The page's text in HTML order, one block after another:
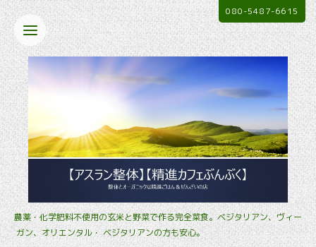
農薬・化学肥料不使用の玄米と野菜で作る完全菜食。ベジタリアン、ヴィー
ガン、オリエンタル・ ベジタリアンの方も安心。
080-5487-6615